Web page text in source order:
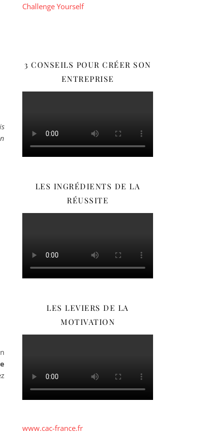
Challenge Yourself
3 CONSEILS POUR CRÉER SON
ENTREPRISE
LES INGRÉDIENTS DE LA
RÉUSSITE
LES LEVIERS DE LA
MOTIVATION
www.cac-france.fr